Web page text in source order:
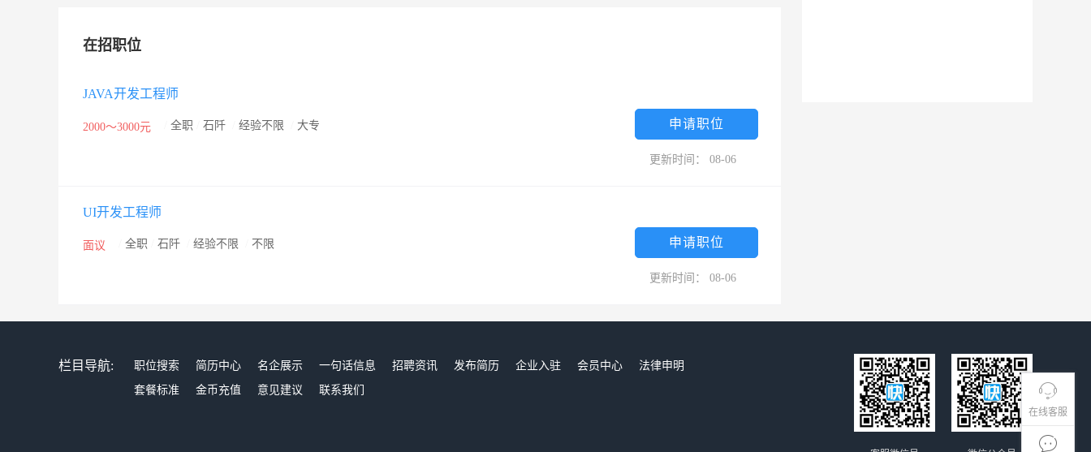
在线客服
在招职位
JAVA开发工程师
2000～3000元 全职 石阡 经验不限 大专 申请职位
更新时间： 08-06
UI开发工程师
面议 全职 石阡 经验不限 不限 申请职位
更新时间： 08-06
栏目导航: 职位搜索 简历中心 名企展示 一句话信息 招聘资讯 发布简历 企业入驻 会员中心
法律申明
套餐标准
金币充值 意见建议 联系我们